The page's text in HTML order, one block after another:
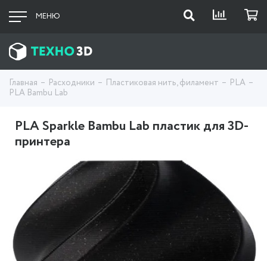
МЕНЮ
Главная Расходники Пластиковая нить, филамент
PLA
PLA Bambu Lab
PLA Sparkle Bambu Lab пластик для 3D-
принтера